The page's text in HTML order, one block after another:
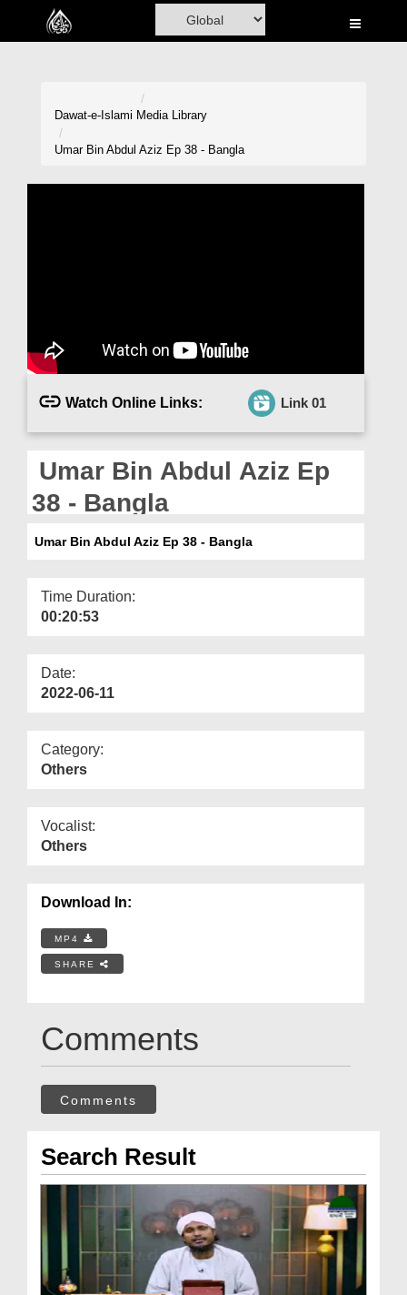
Home
Magazine
Departments
Dawat-e-Islami Media Library
Umar Bin Abdul Aziz Ep 38 - Bangla
Watch Online Links: Link 01
Umar Bin Abdul Aziz Ep
38 - Bangla
Umar Bin Abdul Aziz Ep 38 - Bangla
Time Duration:
00:20:53
Date:
2022-06-11
Category:
Others
Vocalist:
Others
Download In:
MP4
SHARE
Comments
Comments
Search Result